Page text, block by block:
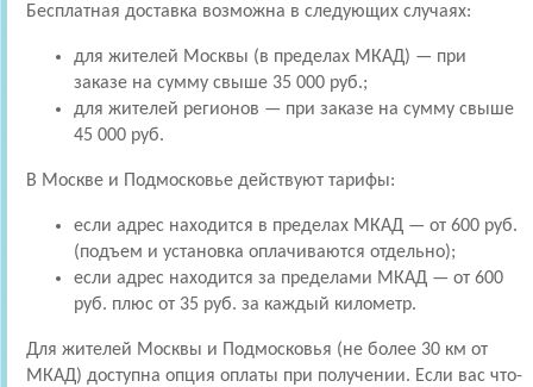
Бесплатная доставка возможна в следующих случаях:
для жителей Москвы (в пределах МКАД) — при
заказе на сумму свыше 35 000 руб.;
для жителей регионов — при заказе на сумму свыше
45 000 руб.
В Москве и Подмосковье действуют тарифы:
если адрес находится в пределах МКАД — от 600 руб.
(подъем и установка оплачиваются отдельно);
если адрес находится за пределами МКАД — от 600
руб. плюс от 35 руб. за каждый километр.
Для жителей Москвы и Подмосковья (не более 30 км от
МКАД) доступна опция оплаты при получении. Если вас что-